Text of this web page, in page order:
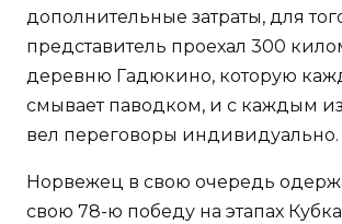
дополнительные затраты, для
представитель проехал 300
деревню Гадюкино, которую
смывает паводком, и с каждым
вел переговоры индивидуально.
Норвежец в свою очередь
свою 78-ю победу на этапах